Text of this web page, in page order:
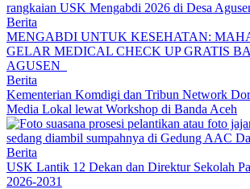
Berita
MENGABDI UNTUK KESEHATAN:
GELAR MEDICAL CHECK UP GRATIS
AGUSEN
Berita
Kementerian Komdigi dan Tribun Network
Media Lokal lewat Workshop di Banda Aceh
Berita
USK Lantik 12 Dekan dan Direktur Sekolah
2026-2031